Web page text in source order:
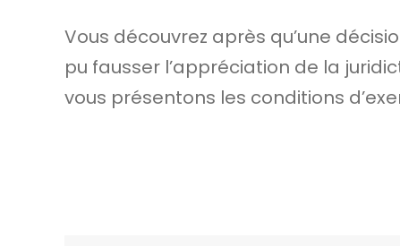
Vous découvrez après qu’une
pu fausser l’appréciation de la
vous présentons les conditions